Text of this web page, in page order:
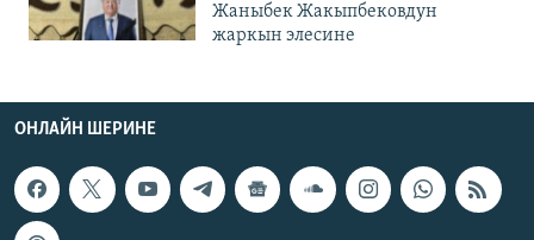
Жаныбек Жакыпбековдун
жаркын элесине
ОНЛАЙН ШЕРИНЕ